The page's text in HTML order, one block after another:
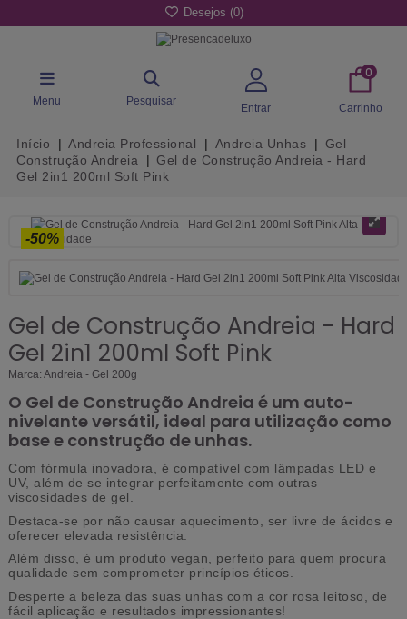
Desejos (0)
Menu Pesquisar
Entrar
0
Carrinho
Início Andreia Professional Andreia Unhas
Gel
Construção Andreia
Gel de Construção Andreia - Hard
Gel 2in1 200ml Soft Pink
-50%
Gel de Construção Andreia - Hard
Gel 2in1 200ml Soft Pink
Marca: Andreia - Gel 200g
O Gel de Construção Andreia é um auto-
nivelante versátil, ideal para utilização como
base e construção de unhas.
Com fórmula inovadora, é compatível com lâmpadas LED e
UV, além de se integrar perfeitamente com outras
viscosidades de gel.
Destaca-se por não causar aquecimento, ser livre de ácidos e
oferecer elevada resistência.
Além disso, é um produto vegan, perfeito para quem procura
qualidade sem comprometer princípios éticos.
Desperte a beleza das suas unhas com a cor rosa leitoso, de
fácil aplicação e resultados impressionantes!